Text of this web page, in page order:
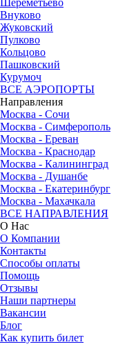
Внуково
Жуковский
Пулково
Кольцово
Пашковский
Курумоч
ВСЕ АЭРОПОРТЫ
Направления
Москва - Сочи
Москва - Симферополь
Москва - Ереван
Москва - Краснодар
Москва - Калининград
Москва - Душанбе
Москва - Екатеринбург
Москва - Махачкала
ВСЕ НАПРАВЛЕНИЯ
О Нас
О Компании
Контакты
Способы оплаты
Помощь
Отзывы
Наши партнеры
Вакансии
Блог
Как купить билет